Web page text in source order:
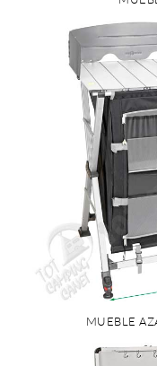
MUEBLE